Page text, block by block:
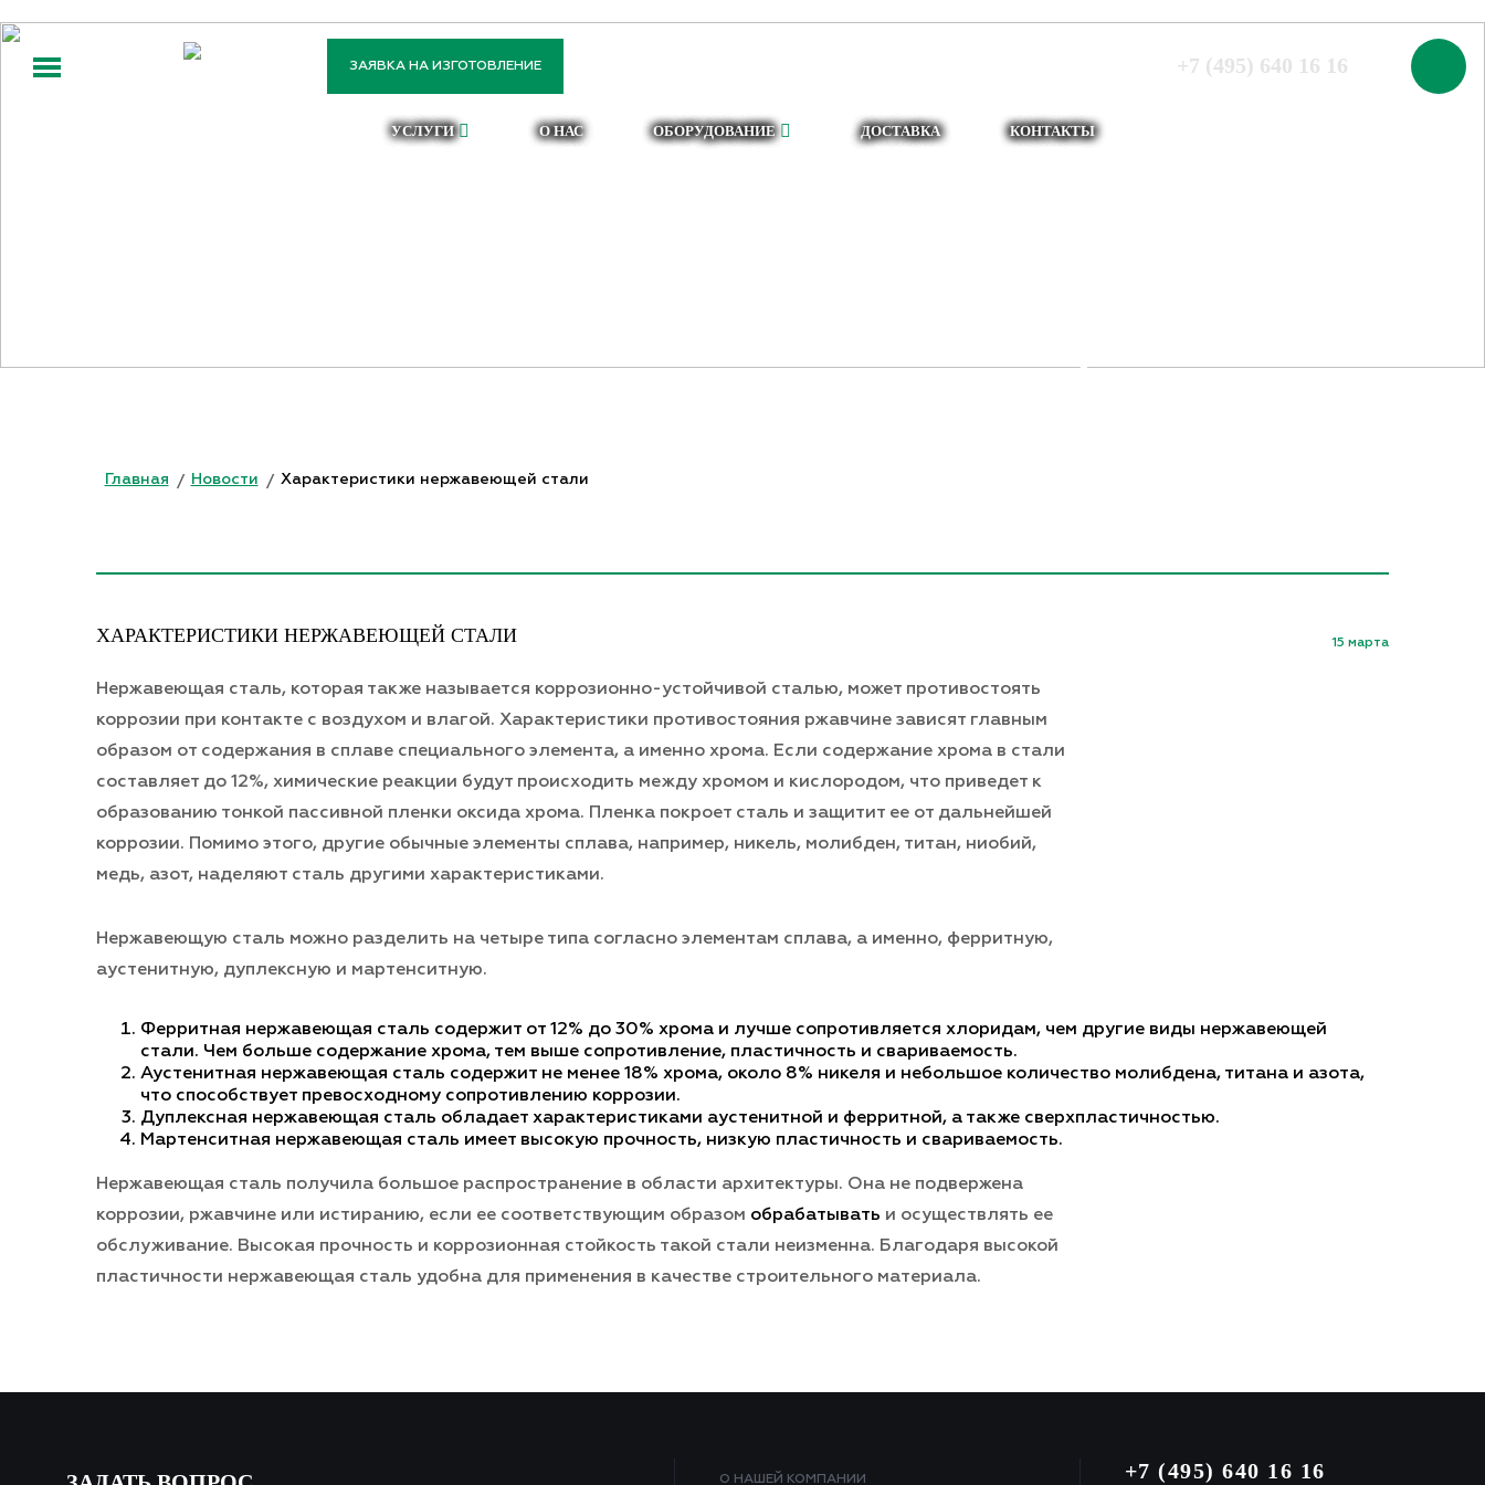
ЗАЯВКА НА ИЗГОТОВЛЕНИЕ
УСЛУГИ О НАС ОБОРУДОВАНИЕ ДОСТАВКА КОНТАКТЫ
+7 (495) 640 16 16
Главная Новости Характеристики нержавеющей стали
ХАРАКТЕРИСТИКИ НЕРЖАВЕЮЩЕЙ СТАЛИ 15 марта
Нержавеющая сталь, которая также называется коррозионно-устойчивой сталью, может противостоять
коррозии при контакте с воздухом и влагой. Характеристики противостояния ржавчине зависят главным
образом от содержания в сплаве специального элемента, а именно хрома. Если содержание хрома в стали
составляет до 12%, химические реакции будут происходить между хромом и кислородом, что приведет к
образованию тонкой пассивной пленки оксида хрома. Пленка покроет сталь и защитит ее от дальнейшей
коррозии. Помимо этого, другие обычные элементы сплава, например, никель, молибден, титан, ниобий,
медь, азот, наделяют сталь другими характеристиками.
Нержавеющую сталь можно разделить на четыре типа согласно элементам сплава, а именно, ферритную,
аустенитную, дуплексную и мартенситную.
Ферритная нержавеющая сталь содержит от 12% до 30% хрома и лучше сопротивляется хлоридам, чем другие виды нержавеющей
стали. Чем больше содержание хрома, тем выше сопротивление, пластичность и свариваемость.
Аустенитная нержавеющая сталь содержит не менее 18% хрома, около 8% никеля и небольшое количество молибдена, титана и азота,
что способствует превосходному сопротивлению коррозии.
Дуплексная нержавеющая сталь обладает характеристиками аустенитной и ферритной, а также сверхпластичностью.
Мартенситная нержавеющая сталь имеет высокую прочность, низкую пластичность и свариваемость.
Нержавеющая сталь получила большое распространение в области архитектуры. Она не подвержена
коррозии, ржавчине или истиранию, если ее соответствующим образом обрабатывать и осуществлять ее
обслуживание. Высокая прочность и коррозионная стойкость такой стали неизменна. Благодаря высокой
пластичности нержавеющая сталь удобна для применения в качестве строительного материала.
О НАШЕЙ КОМПАНИИ +7 (495) 640 16 16